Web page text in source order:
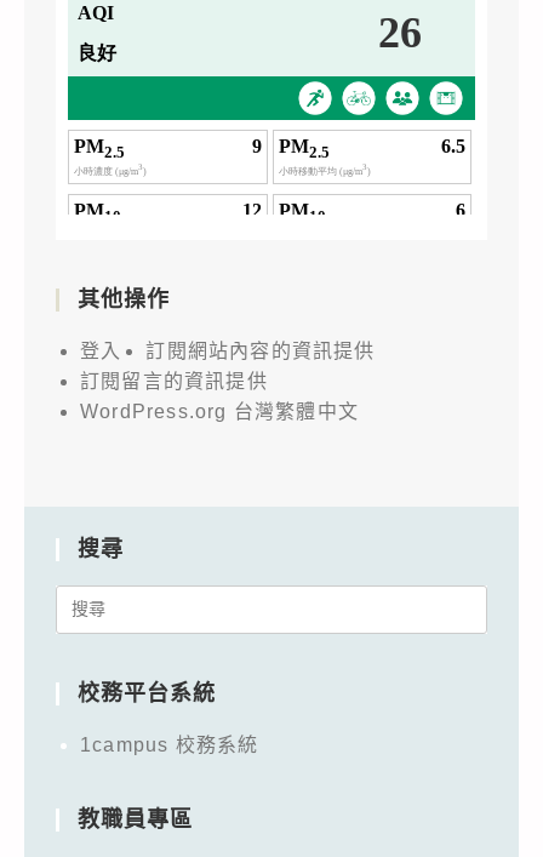
其他操作
登入
訂閱網站內容的資訊提供
訂閱留言的資訊提供
WordPress.org 台灣繁體中文
搜尋
Search
校務平台系統
1campus 校務系統
教職員專區